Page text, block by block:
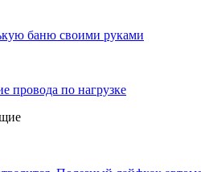
баню своими руками
провода по нагрузке